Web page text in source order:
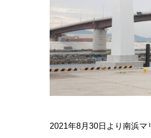
2021年8月30日より南浜マ